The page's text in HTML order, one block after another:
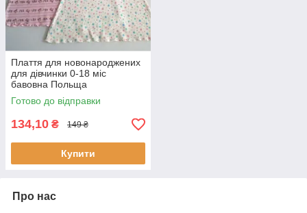
Плаття для новонароджених
для дівчинки 0-18 міс
бавовна Польща
Готово до відправки
134,10 ₴ 149 ₴
Купити
Про нас